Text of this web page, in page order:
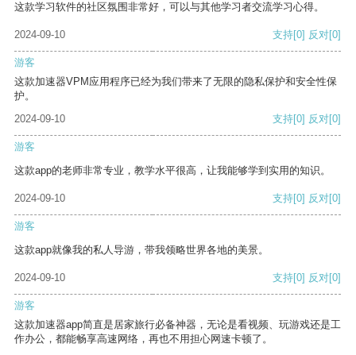
这款学习软件的社区氛围非常好，可以与其他学习者交流学习心得。
2024-09-10 支持[0] 反对[0]
游客
这款加速器VPM应用程序已经为我们带来了无限的隐私保护和安全性保
护。
2024-09-10
支持[0] 反对[0]
游客
这款app的老师非常专业，教学水平很高，让我能够学到实用的知识。
2024-09-10 支持[0] 反对[0]
游客
这款app就像我的私人导游，带我领略世界各地的美景。
2024-09-10 支持[0] 反对[0]
游客
这款加速器app简直是居家旅行必备神器，无论是看视频、玩游戏还是工
作办公，都能畅享高速网络，再也不用担心网速卡顿了。